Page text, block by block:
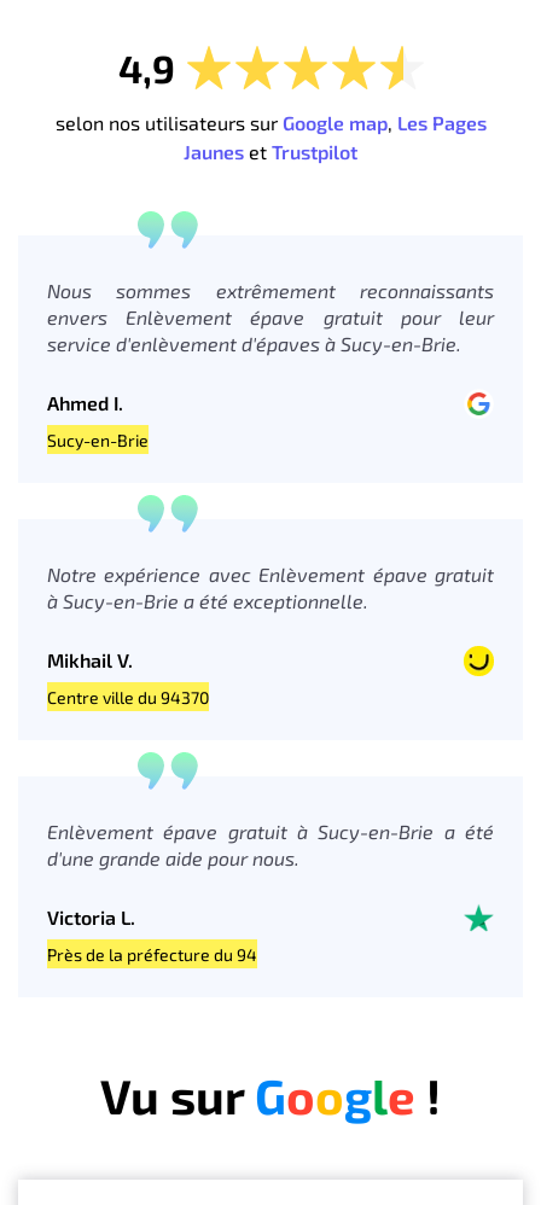
4,9
selon nos utilisateurs sur Google map, Les Pages
Jaunes et Trustpilot
Nous sommes extrêmement reconnaissants
envers Enlèvement épave gratuit pour leur
service d'enlèvement d'épaves à Sucy-en-Brie.
Ahmed I.
Sucy-en-Brie
Notre expérience avec Enlèvement épave gratuit
à Sucy-en-Brie a été exceptionnelle.
Mikhail V.
Centre ville du 94370
Enlèvement épave gratuit à Sucy-en-Brie a été
d'une grande aide pour nous.
Victoria L.
Près de la préfecture du 94
Vu surGoogle !